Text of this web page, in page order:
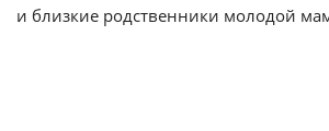
и близкие родственники молодой